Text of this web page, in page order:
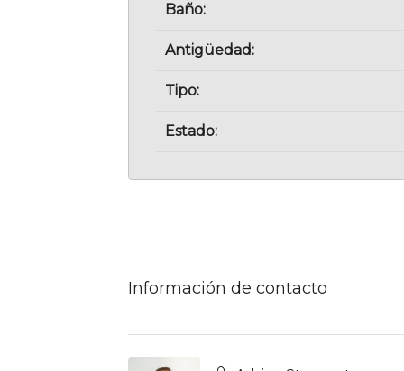
Baño:
Antigüedad:
Tipo:
Estado:
Información de contacto